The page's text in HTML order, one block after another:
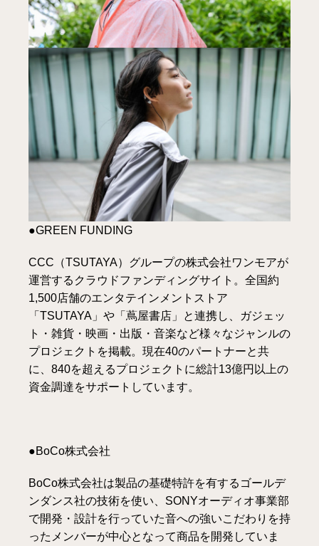
●GREEN FUNDING
CCC（TSUTAYA）グループの株式会社ワンモアが
運営するクラウドファンディングサイト。全国約
1,500店舗のエンタテインメントストア
「TSUTAYA」や「蔦屋書店」と連携し、ガジェッ
ト・雑貨・映画・出版・音楽など様々なジャンルの
プロジェクトを掲載。現在40のパートナーと共
に、840を超えるプロジェクトに総計13億円以上の
資金調達をサポートしています。
●BoCo株式会社
BoCo株式会社は製品の基礎特許を有するゴールデ
ンダンス社の技術を使い、SONYオーディオ事業部
で開発・設計を行っていた音への強いこだわりを持
ったメンバーが中心となって商品を開発していま